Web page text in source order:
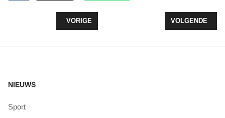
VORIG ARTIKEL: VACCINEREN IN
VORIGE VOLGENDE
VOLGENDE
NIEUWS
Sport